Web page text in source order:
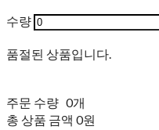
수량
품절된 상품입니다.
주문 수량 0개
총 상품 금액 0원